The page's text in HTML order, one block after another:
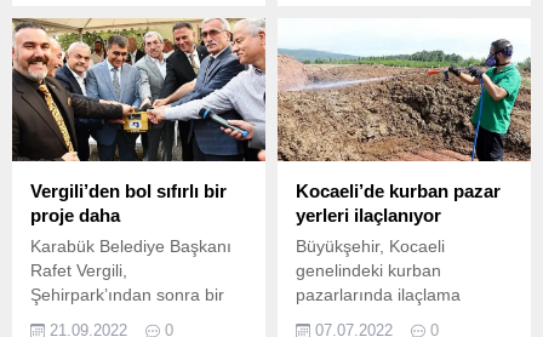
Vergili’den bol sıfırlı bir
proje daha
Karabük Belediye Başkanı
Rafet Vergili,
Şehirpark’ından sonra bir
21.09.2022
0
Kocaeli’de kurban pazar
yerleri ilaçlanıyor
Büyükşehir, Kocaeli
genelindeki kurban
pazarlarında ilaçlama
07.07.2022
0